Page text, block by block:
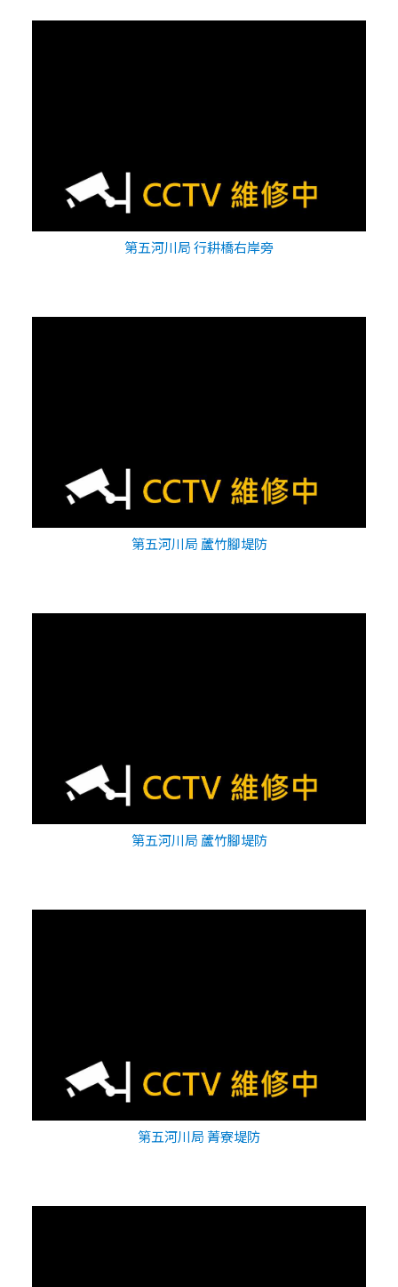
第五河川局 行耕橋右岸旁
第五河川局 蘆竹腳堤防
第五河川局 蘆竹腳堤防
第五河川局 菁寮堤防